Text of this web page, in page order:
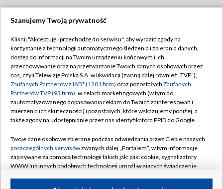
TVP
Abonament TVP
Emisja w TVP
Centrum informacji TVP
Naziemna Telewizja Cyfrowa
Rada Programowa
System NOS
Informacje o nadawcy
Regulamin TVP
Polityka prywatności
Moje zgody
Pomoc
Kontakt
Kanały
Szanujemy Twoją prywatność
Kliknij "Akceptuję i przechodzę do serwisu", aby wyrazić zgody na
korzystanie z technologii automatycznego śledzenia i zbierania danych,
dostęp do informacji na Twoim urządzeniu końcowym i ich
przechowywanie oraz na przetwarzanie Twoich danych osobowych przez
nas, czyli Telewizję Polską S.A. w likwidacji (zwaną dalej również „TVP”),
Zaufanych Partnerów z IAB* (1201 firm) oraz pozostałych Zaufanych
Partnerów TVP (93 firm), w celach marketingowych (w tym do
zautomatyzowanego dopasowania reklam do Twoich zainteresowań i
mierzenia ich skuteczności) i pozostałych, które wskazujemy poniżej, a
także zgody na udostępnianie przez nas identyfikatora PPID do Google.
Twoje dane osobowe zbierane podczas odwiedzania przez Ciebie naszych
poszczególnych serwisówzwanych dalej „Portalem”, w tym informacje
zapisywane za pomocą technologii takich jak: pliki cookie, sygnalizatory
WWW lub innych podobnych technologii umożliwiających świadczenie